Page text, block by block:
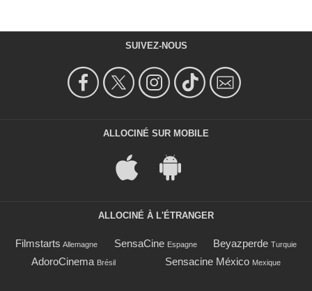
SUIVEZ-NOUS
ALLOCINÉ SUR MOBILE
ALLOCINÉ À L'ÉTRANGER
Filmstarts Allemagne SensaCine Espagne Beyazperde Turquie
AdoroCinema Brésil Sensacine México Mexique